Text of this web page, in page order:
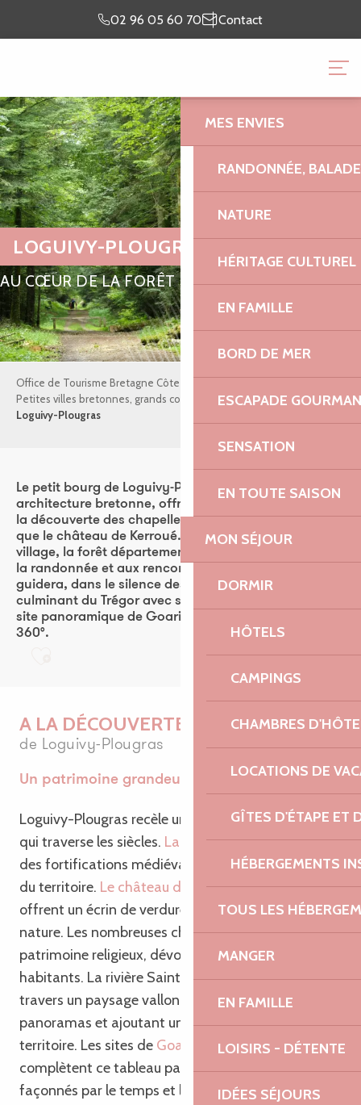
02 96 05 60 70 Contact
mon séjour
Je suis
sur place
OFFICE DE TOURISME
MES ENVIES
RANDONNÉE,
NATURE
HÉRITAGE CULTUREL
EN FAMILLE
BORD DE MER
ESCAPADE
SENSATION
EN TOUTE SAISON
MON SÉJOUR
DORMIR
HÔTELS
CAMPINGS
CHAMBRES
LOCATIONS DE
GÎTES D'ÉTAPE ET
HÉBERGEMENTS
TOUS LES
MANGER
EN FAMILLE
LOISIRS - DÉTENTE
IDÉES SÉJOURS
LOGUIVY-PLOUGRAS
AU CŒUR DE LA FORÊT
Office de Tourisme Bretagne Côte de Granit Rose
Petites villes bretonnes, grands coups de cœur !
Loguivy-Plougras
Le petit bourg de Loguivy-Plougras, fort de son
architecture bretonne, offre notamment aux visiteurs
la découverte des chapelle St Ivy et du Dresnay, ainsi
que le château de Kerroué. Située à deux pas du
village, la forêt départementale de Beffou, propice à
la randonnée et aux rencontres animalières, vous
guidera, dans le silence des sous-bois, au Pavé, point
culminant du Trégor avec ses 322 m. Non loin de là, le
site panoramique de Goariva vous offrira une vue à
360°.
Ajouter aux favoris
A LA DÉCOUVERTE DU PATRIMOINE
de Loguivy-Plougras
Un patrimoine grandeur nature
Loguivy-Plougras recèle un patrimoine historique
qui traverse les siècles. La motte castraletémoigne
des fortifications médiévales et de l’histoire agitée
du territoire. Le château de Kerrouéet son parc
offrent un écrin de verdure où se mêlent histoire et
nature. Les nombreuses chapelles, joyaux du
patrimoine religieux, dévoile la ferveur passée des
habitants. La rivière Saint-Émilion serpente à
travers un paysage vallonné, offrant de jolis
panoramas et ajoutant une touche de poésie à ce
territoire. Les sites de Goariva et deBeffou
complètent ce tableau patrimonial aux paysages
façonnés par le temps et les usages.